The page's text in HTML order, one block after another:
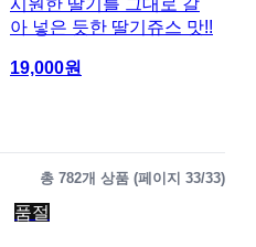
시원한 딸기를 그대로 갈
아 넣은 듯한 딸기쥬스 맛!!
19,000원
총 782개 상품 (페이지 33/33)
품절